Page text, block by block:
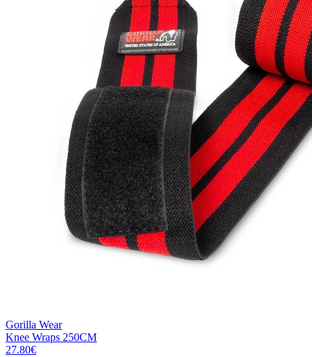
Gorilla Wear
Knee Wraps 250CM
27.80€